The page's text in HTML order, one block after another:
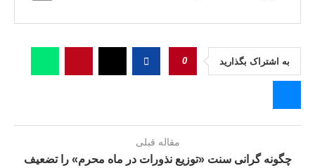
به اشتراک بگذارید 0
مقاله قبلی
چگونه گرانی سنت «توزیع نذورات در ماه محرم» را تضعیف